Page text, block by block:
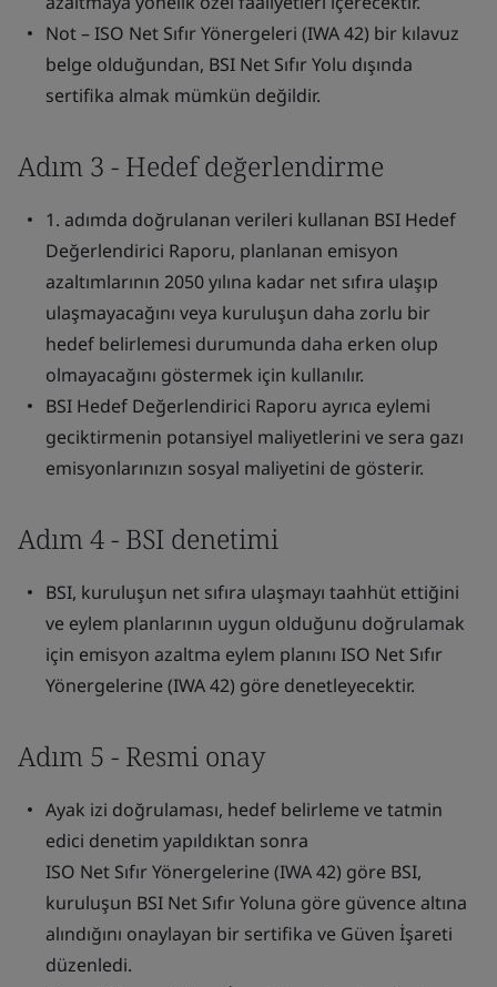
Not – ISO Net Sıfır Yönergeleri (IWA 42) bir kılavuz
belge olduğundan, BSI Net Sıfır Yolu dışında
sertifika almak mümkün değildir.
Adım 3 - Hedef değerlendirme
1. adımda doğrulanan verileri kullanan BSI Hedef
Değerlendirici Raporu, planlanan emisyon
azaltımlarının 2050 yılına kadar net sıfıra ulaşıp
ulaşmayacağını veya kuruluşun daha zorlu bir
hedef belirlemesi durumunda daha erken olup
olmayacağını göstermek için kullanılır.
BSI Hedef Değerlendirici Raporu ayrıca eylemi
geciktirmenin potansiyel maliyetlerini ve sera gazı
emisyonlarınızın sosyal maliyetini de gösterir.
Adım 4 - BSI denetimi
BSI, kuruluşun net sıfıra ulaşmayı taahhüt ettiğini
ve eylem planlarının uygun olduğunu doğrulamak
için emisyon azaltma eylem planını ISO Net Sıfır
Yönergelerine (IWA 42) göre denetleyecektir.
Adım 5 - Resmi onay
Ayak izi doğrulaması, hedef belirleme ve tatmin
edici denetim yapıldıktan sonra
ISO Net Sıfır Yönergelerine (IWA 42) göre BSI,
kuruluşun BSI Net Sıfır Yoluna göre güvence altına
alındığını onaylayan bir sertifika ve Güven İşareti
düzenledi.